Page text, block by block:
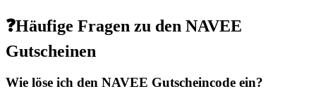
❓Häufige Fragen zu den NAVEE
Gutscheinen
Wie löse ich den NAVEE Gutscheincode ein?